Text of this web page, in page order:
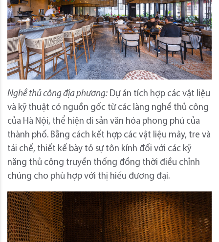
Nghề thủ công địa phương: Dự án tích hợp các vật liệu
và kỹ thuật có nguồn gốc từ các làng nghề thủ công
của Hà Nội, thể hiện di sản văn hóa phong phú của
thành phố. Bằng cách kết hợp các vật liệu mây, tre và
tái chế, thiết kế bày tỏ sự tôn kính đối với các kỹ
năng thủ công truyền thống đồng thời điều chỉnh
chúng cho phù hợp với thị hiếu đương đại.